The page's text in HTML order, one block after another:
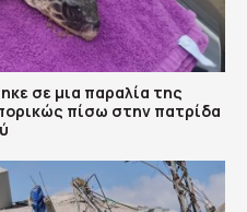
σε μια παραλία της
πίσω στην πατρίδα